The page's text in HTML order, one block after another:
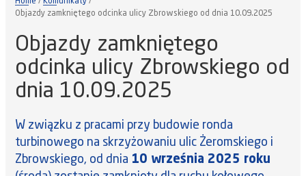
Objazdy zamkniętego odcinka ulicy Zbrowskiego od dnia 10.09.2025
Objazdy zamkniętego
odcinka ulicy Zbrowskiego od
dnia 10.09.2025
W związku z pracami przy budowie ronda
turbinowego na skrzyżowaniu ulic Żeromskiego i
Zbrowskiego, od dnia 10 września 2025 roku